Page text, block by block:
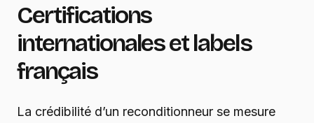
Certifications
internationales et labels
français
La crédibilité d’un reconditionneur se mesure